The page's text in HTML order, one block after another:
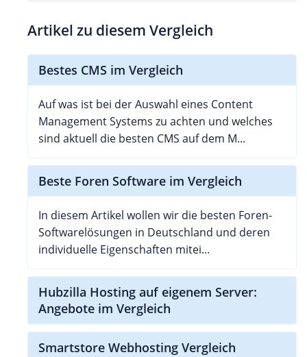
Artikel zu diesem Vergleich
Bestes CMS im Vergleich
Auf was ist bei der Auswahl eines Content
Management Systems zu achten und welches
sind aktuell die besten CMS auf dem M...
Beste Foren Software im Vergleich
In diesem Artikel wollen wir die besten Foren-
Softwarelösungen in Deutschland und deren
individuelle Eigenschaften mitei...
Hubzilla Hosting auf eigenem Server:
Angebote im Vergleich
Smartstore Webhosting Vergleich